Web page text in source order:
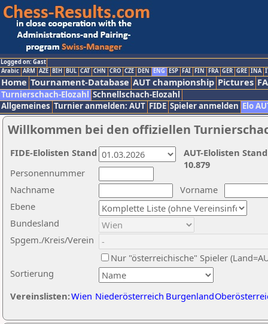
Logged on: Gast
Arabic ARM AZE BIH BUL CAT CHN CRO CZE DEN ENG ESP FAI FIN FRA GER GRE INA
Home Tournament-Database AUT championship Pictures
Turnierschach-Elozahl Schnellschach-Elozahl
Allgemeines Turnier anmelden: AUT FIDE Spieler anmelden Elo
Willkommen bei den offiziellen
Nachname
Vorname
Ebene
Sortierung
Personennummer
Bundesland
Spgem./Kreis/Verein
Nur "österreichische" Spieler
Vereinslisten:Wien Niederösterreich Burgenland
AUT-Elolisten
10.879
FIDE-Elolisten Stand